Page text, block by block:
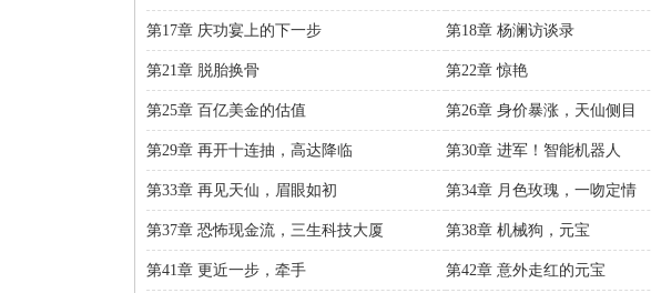
第17章 庆功宴上的下一步 第18章 杨澜访谈录
第21章 脱胎换骨 第22章 惊艳
第25章 百亿美金的估值 第26章 身价暴涨，天仙侧目
第29章 再开十连抽，高达降临 第30章 进军！智能机器人
第33章 再见天仙，眉眼如初 第34章 月色玫瑰，一吻定情
第37章 恐怖现金流，三生科技大厦 第38章 机械狗，元宝
第41章 更近一步，牵手 第42章 意外走红的元宝